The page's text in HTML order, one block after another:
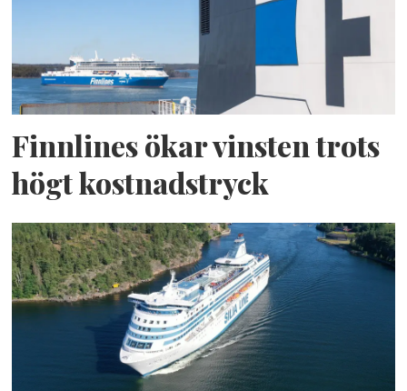
Finnlines ökar vinsten trots
högt kostnadstryck